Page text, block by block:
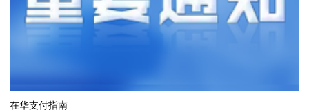
在华支付指南